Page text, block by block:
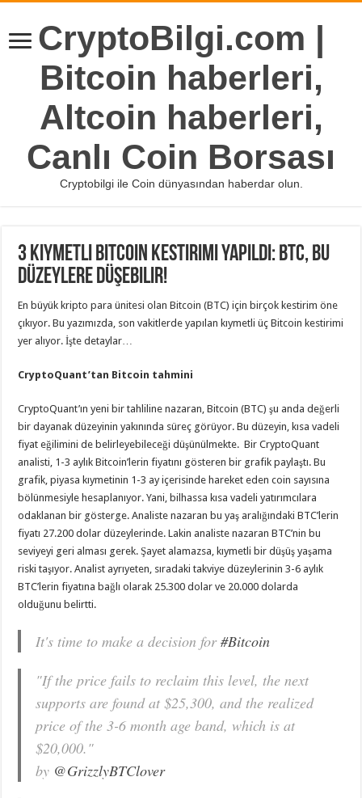
CryptoBilgi.com |
Bitcoin haberleri,
Altcoin haberleri,
Canlı Coin Borsası
Cryptobilgi ile Coin dünyasından haberdar olun.
3 Kıymetli Bitcoin Kestirimi Yapıldı: BTC, Bu
Düzeylere Düşebilir!
En büyük kripto para ünitesi olan Bitcoin (BTC) için birçok kestirim öne
çıkıyor. Bu yazımızda, son vakitlerde yapılan kıymetli üç Bitcoin kestirimi
yer alıyor. İşte detaylar…
CryptoQuant’tan Bitcoin tahmini
CryptoQuant’ın yeni bir tahliline nazaran, Bitcoin (BTC) şu anda değerli
bir dayanak düzeyinin yakınında süreç görüyor. Bu düzeyin, kısa vadeli
fiyat eğilimini de belirleyebileceği düşünülmekte. Bir CryptoQuant
analisti, 1-3 aylık Bitcoin’lerin fiyatını gösteren bir grafik paylaştı. Bu
grafik, piyasa kıymetinin 1-3 ay içerisinde hareket eden coin sayısına
bölünmesiyle hesaplanıyor. Yani, bilhassa kısa vadeli yatırımcılara
odaklanan bir gösterge. Analiste nazaran bu yaş aralığındaki BTC’lerin
fiyatı 27.200 dolar düzeylerinde. Lakin analiste nazaran BTC’nin bu
seviyeyi geri alması gerek. Şayet alamazsa, kıymetli bir düşüş yaşama
riski taşıyor. Analist ayrıyeten, sıradaki takviye düzeylerinin 3-6 aylık
BTC’lerin fiyatına bağlı olarak 25.300 dolar ve 20.000 dolarda
olduğunu belirtti.
It's time to make a decision for#Bitcoin
"If the price fails to reclaim this level, the next
supports are found at $25,300, and the realized
price of the 3-6 month age band, which is at
$20,000."
by @GrizzlyBTClover